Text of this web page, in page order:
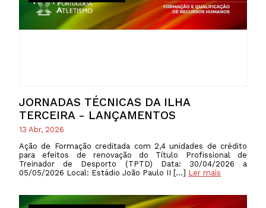
JORNADAS TÉCNICAS DA ILHA
TERCEIRA - LANÇAMENTOS
13 Abr, 2026
Ação de Formação creditada com 2,4 unidades de crédito
para efeitos de renovação do Título Profissional de
Treinador de Desporto (TPTD) Data: 30/04/2026 a
05/05/2026 Local: Estádio João Paulo II […] Ler mais